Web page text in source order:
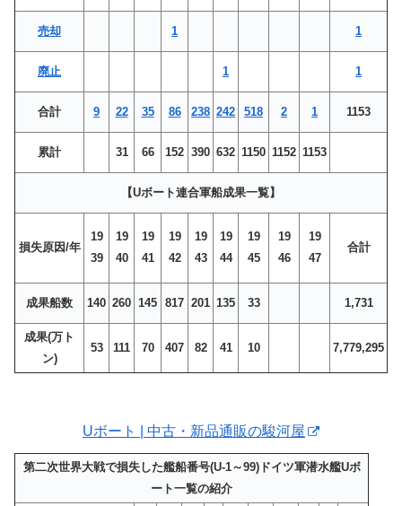
売却 1 1
廃止 1 1
合計 9 22 35 86 238 242 518 2 1 1153
累計 31 66 152 390 632 1150 1152 1153
【Uボート連合軍船成果一覧】
損失原因/年
19
39
19
40
19
41
19
42
19
43
19
44
19
45
19
46
19
47
合計
成果船数 140 260 145 817 201 135 33 1,731
成果(万ト
ン)
53 111 70 407 82 41 10 7,779,295
Uボート | 中古・新品通販の駿河屋
第二次世界大戦で損失した艦船番号(U-1～99)ドイツ軍潜水艦Uボ
ート一覧の紹介